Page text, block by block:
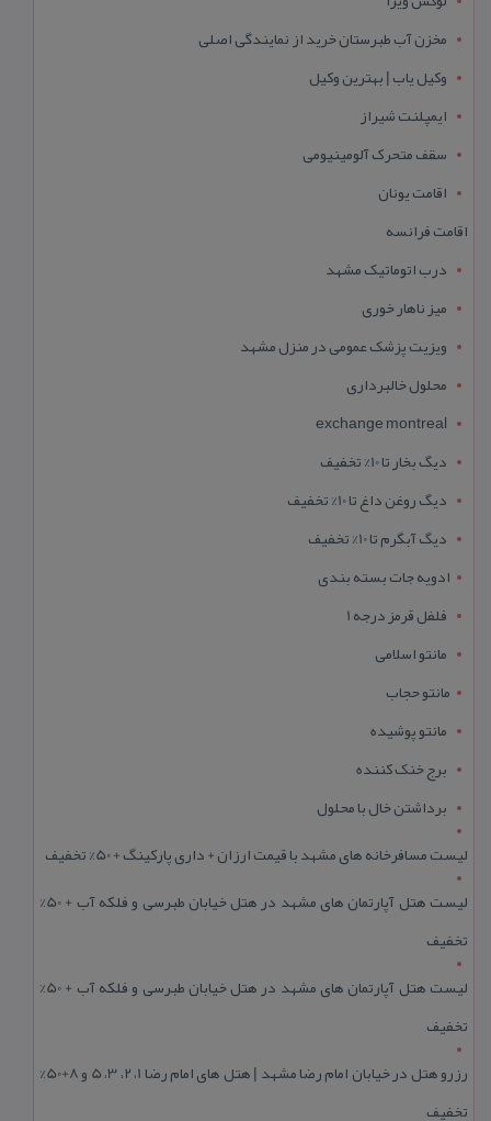
مخزن آب طبرستان خرید از نمایندگی اصلی
وکیل یاب | بهترین وکیل
ایمپلنت شیراز
سقف متحرک آلومینیومی
اقامت یونان
اقامت فرانسه
درب اتوماتیک مشهد
میز ناهار خوری
ویزیت پزشک عمومی در منزل مشهد
محلول خالبرداری
exchange montreal
دیگ بخار تا 10% تخفیف
دیگ روغن داغ تا 10% تخفیف
دیگ آبگرم تا 10% تخفیف
ادویه جات بسته بندی
فلفل قرمز درجه 1
مانتو اسلامی
مانتو حجاب
مانتو پوشیده
برج خنک کننده
برداشتن خال با محلول
لیست مسافرخانه های مشهد با قیمت ارزان + داری پارکینگ + 50% تخفیف
لیست هتل آپارتمان های مشهد در هتل خیابان طبرسی و فلکه آب + 50%
تخفیف
لیست هتل آپارتمان های مشهد در هتل خیابان طبرسی و فلکه آب + 50%
تخفیف
رزرو هتل در خیابان امام رضا مشهد | هتل‌ های امام رضا 1، 2، 3، 5 و 8+50%
تخفیف